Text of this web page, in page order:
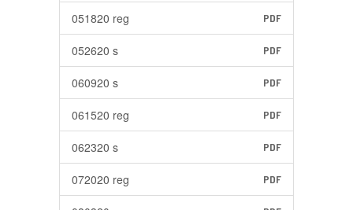
051820 reg PDF
052620 s PDF
060920 s PDF
061520 reg PDF
062320 s PDF
072020 reg PDF